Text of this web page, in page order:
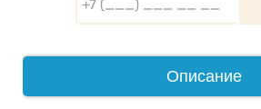
Описание